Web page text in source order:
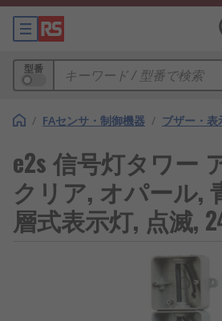
型番
/ FAセンサ・制御機器 / ブザー・表
e2s 信号灯タワー
クリア, オパール,
層式表示灯, 点滅,